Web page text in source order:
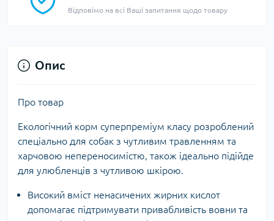
Відповімо на всі Ваші запитання щодо товару
Опис
Про товар
Екологічний корм суперпреміум класу розроблений
спеціально для собак з чутливим травленням та
харчовою непереносимістю, також ідеально підійде
для улюбленців з чутливою шкірою.
Високий вміст ненасичених жирних кислот
допомагає підтримувати привабливість вовни та